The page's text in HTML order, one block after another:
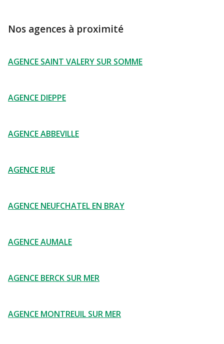
Nos agences à proximité
AGENCE SAINT VALERY SUR SOMME
AGENCE DIEPPE
AGENCE ABBEVILLE
AGENCE RUE
AGENCE NEUFCHATEL EN BRAY
AGENCE AUMALE
AGENCE BERCK SUR MER
AGENCE MONTREUIL SUR MER